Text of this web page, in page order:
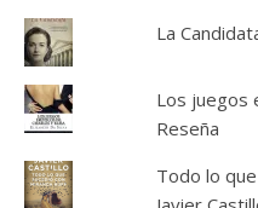
La
Los juegos
Reseña
Todo lo